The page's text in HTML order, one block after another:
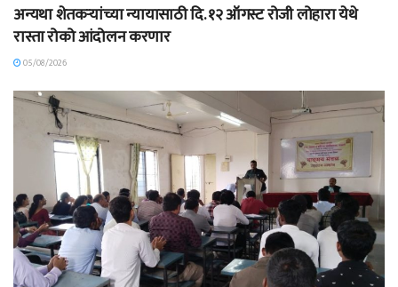
अन्यथा शेतकऱ्यांच्या न्यायासाठी दि. १२ ऑगस्ट रोजी लोहारा येथे
रास्ता रोको आंदोलन करणार
05/08/2026